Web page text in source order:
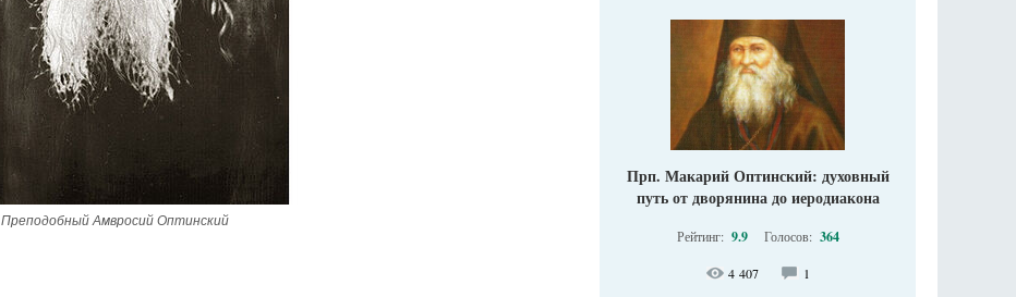
Преподобный Амвросий Оптинский
Прп. Макарий Оптинский: духовный
путь от дворянина до иеродиакона
Рейтинг: 9.9 Голосов: 364
4 407 1